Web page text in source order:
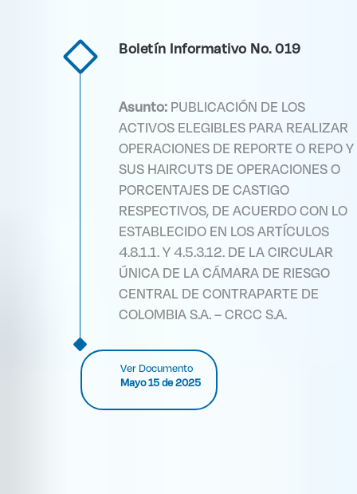
Boletín Informativo No. 019
Asunto: PUBLICACIÓN DE LOS
ACTIVOS ELEGIBLES PARA REALIZAR
OPERACIONES DE REPORTE O REPO Y
SUS HAIRCUTS DE OPERACIONES O
PORCENTAJES DE CASTIGO
RESPECTIVOS, DE ACUERDO CON LO
ESTABLECIDO EN LOS ARTÍCULOS
4.8.1.1. Y 4.5.3.12. DE LA CIRCULAR
ÚNICA DE LA CÁMARA DE RIESGO
CENTRAL DE CONTRAPARTE DE
COLOMBIA S.A. – CRCC S.A.
Ver Documento
Mayo 15 de 2025